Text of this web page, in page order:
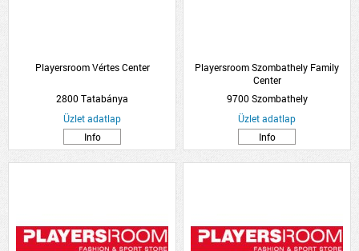
Playersroom Vértes Center
2800 Tatabánya
Üzlet adatlap
Info
Playersroom Szombathely Family
Center
9700 Szombathely
Üzlet adatlap
Info